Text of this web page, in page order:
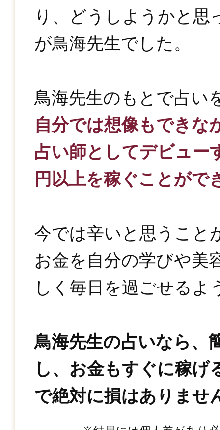
り、どうしようかと思
が鳥海先生でした。
鳥海先生のもとで占い
自分では想像もできな
占い師としてデビュー
円以上を稼ぐことがで
今では辛いと思うこと
お金を自分の学びや美
しく毎日を過ごせるよ
鳥海先生の占いなら、
し、お金もすぐに稼げ
で絶対に損はありませ